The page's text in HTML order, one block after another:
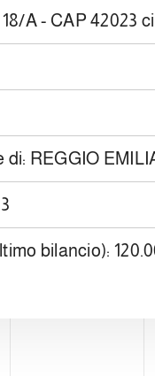
A - CAP 42023
REGGIO
bilancio):